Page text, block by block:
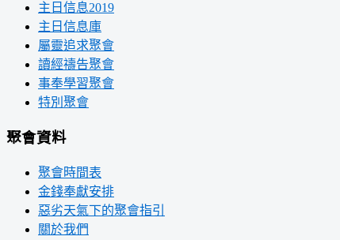
主日信息2019
主日信息庫
屬靈追求聚會
讀經禱告聚會
事奉學習聚會
特別聚會
聚會資料
聚會時間表
金錢奉獻安排
惡劣天氣下的聚會指引
關於我們